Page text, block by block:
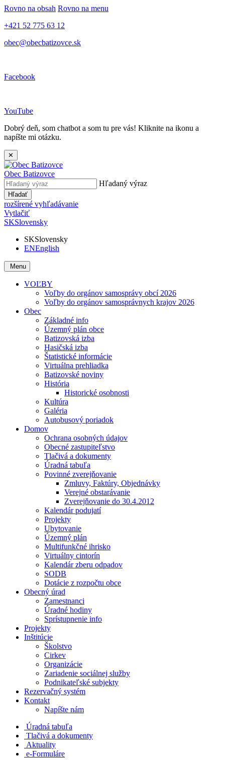
Rovno na obsah Rovno na menu
+421 52 775 63 12
obec@obecbatizovce.sk
Facebook
YouTube
Dobrý deň, som chatbot a som tu pre vás! Kliknite na ikonu a
napíšte mi otázku.
✕
Obec Batizovce
Hľadaný výraz
Hľadať
rozšírené vyhľadávanie
Vytlačiť
SKSlovensky
SKSlovensky
ENEnglish
Menu
VOĽBY
Voľby do orgánov samosprávy obcí 2026
Voľby do orgánov samosprávnych krajov 2026
Obec
Základné info
Územný plán obce
Batizovská izba
Hasičská izba
Štatistické informácie
Virtuálna prehliadka
Batizovské noviny
História
Historické osobnosti
Kultúra
Galéria
Autobusový poriadok
Domov
Ochrana osobných údajov
Obecné zastupiteľstvo
Tlačivá a dokumenty
Úradná tabuľa
Povinné zverejňovanie
Zmluvy, Faktúry, Objednávky
Verejné obstarávanie
Zverejňovanie do 30.4.2012
Kalendár podujatí
Projekty
Ubytovanie
Územný plán
Multifunkčné ihrisko
Virtuálny cintorín
Kalendár zberu odpadov
SODB
Dotácie z rozpočtu obce
Obecný úrad
Zamestnanci
Úradné hodiny
Sprístupnenie info
Projekty
Inštitúcie
Školstvo
Cirkev
Organizácie
Zariadenie sociálnej služby
Podnikateľské subjekty
Rezervačný systém
Kontakt
Napíšte nám
Úradná tabuľa
Tlačivá a dokumenty
Aktuality
e-Formuláre